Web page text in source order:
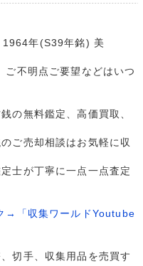
1964年(S39年銘) 美
ご不明点ご要望などはいつ
の無料鑑定、高価買取、
ご売却相談はお気軽に収
士が丁寧に一点一点査定
→「収集ワールドYoutube
切手、収集用品を売買す